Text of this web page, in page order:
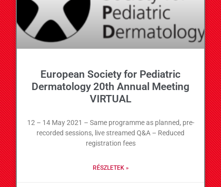
European Society for Pediatric
Dermatology 20th Annual Meeting
VIRTUAL
12 – 14 May 2021 – Same programme as planned, pre-
recorded sessions, live streamed Q&A – Reduced
registration fees
RÉSZLETEK »